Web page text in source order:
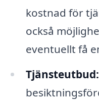
kostnad för
också
eventuellt få
Tjänsteutbud: